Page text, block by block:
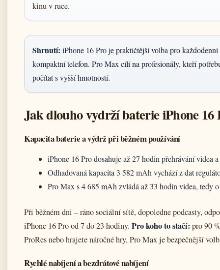
kinu v ruce.
Shrnutí: iPhone 16 Pro je praktičtější volba pro
kompaktní telefon. Pro Max cílí na profesionály, kteří
počítat s vyšší hmotností.
Jak dlouho vydrží baterie iPhone 16
Kapacita baterie a výdrž při běžném používání
iPhone 16 Pro dosahuje až 27 hodin přehrávání videa
Odhadovaná kapacita 3 582 mAh vychází z dat
Pro Max s 4 685 mAh zvládá až 33 hodin videa, tedy
Při běžném dni – ráno sociální sítě, dopoledne podcasty,
iPhone 16 Pro od 7 do 23 hodiny. Pro koho to stačí: pro 90
ProRes nebo hrajete náročné hry, Pro Max je bezpečnější
Rychlé nabíjení a bezdrátové nabíjení